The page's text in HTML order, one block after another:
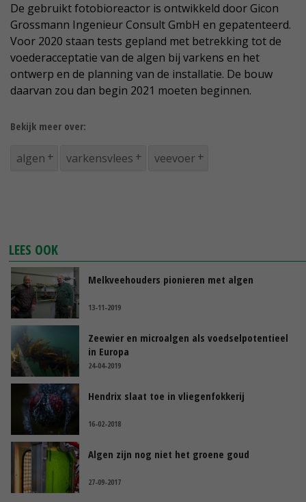
De gebruikt fotobioreactor is ontwikkeld door Gicon
Grossmann Ingenieur Consult GmbH en gepatenteerd.
Voor 2020 staan tests gepland met betrekking tot de
voederacceptatie van de algen bij varkens en het
ontwerp en de planning van de installatie. De bouw
daarvan zou dan begin 2021 moeten beginnen.
Bekijk meer over:
algen varkensvlees veevoer
LEES OOK
Melkveehouders pionieren met algen
13-11-2019
Zeewier en microalgen als voedselpotentieel
in Europa
24-04-2019
Hendrix slaat toe in vliegenfokkerij
16-02-2018
Algen zijn nog niet het groene goud
27-09-2017